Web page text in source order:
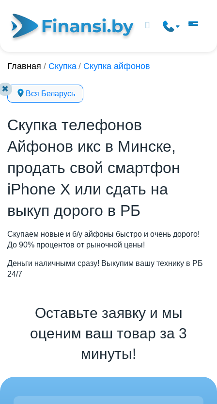
✖
Главная / Скупка / Скупка айфонов
Вся Беларусь
Скупка телефонов
Айфонов икс в Минске,
продать свой смартфон
iPhone X или сдать на
выкуп дорого в РБ
Скупаем новые и б/у айфоны быстро и очень дорого!
До 90% процентов от рыночной цены!
Деньги наличными сразу! Выкупим вашу технику в РБ
24/7
Оставьте заявку и мы
оценим ваш товар за 3
минуты!